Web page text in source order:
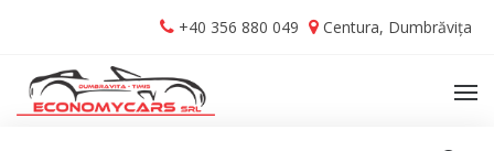
navigation
content
+40 356 880 049 Centura, Dumbrăvița